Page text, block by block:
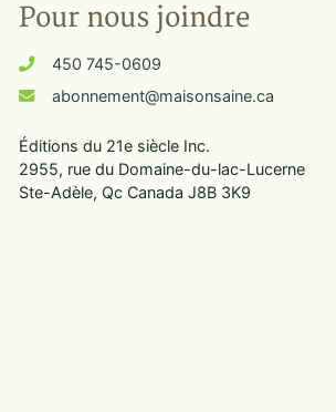
Pour nous joindre
450 745-0609
abonnement@maisonsaine.ca
Éditions du 21e siècle Inc.
2955, rue du Domaine-du-lac-Lucerne
Ste-Adèle, Qc Canada J8B 3K9